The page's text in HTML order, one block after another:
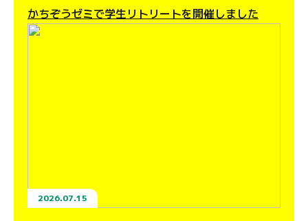
かちぞうゼミで学生リトリートを開催しました
2026.07.15